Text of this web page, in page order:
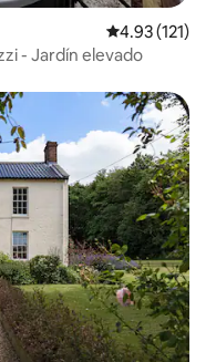
Calificación
4.93 (121)
- Jardín elevado